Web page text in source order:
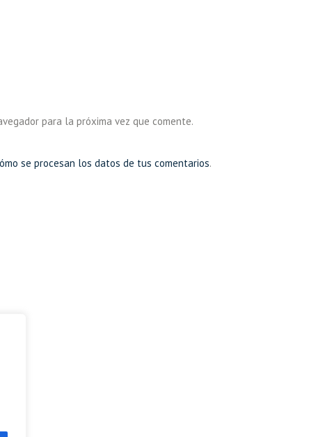
para la próxima vez que comente.
se procesan los datos de tus comentarios.